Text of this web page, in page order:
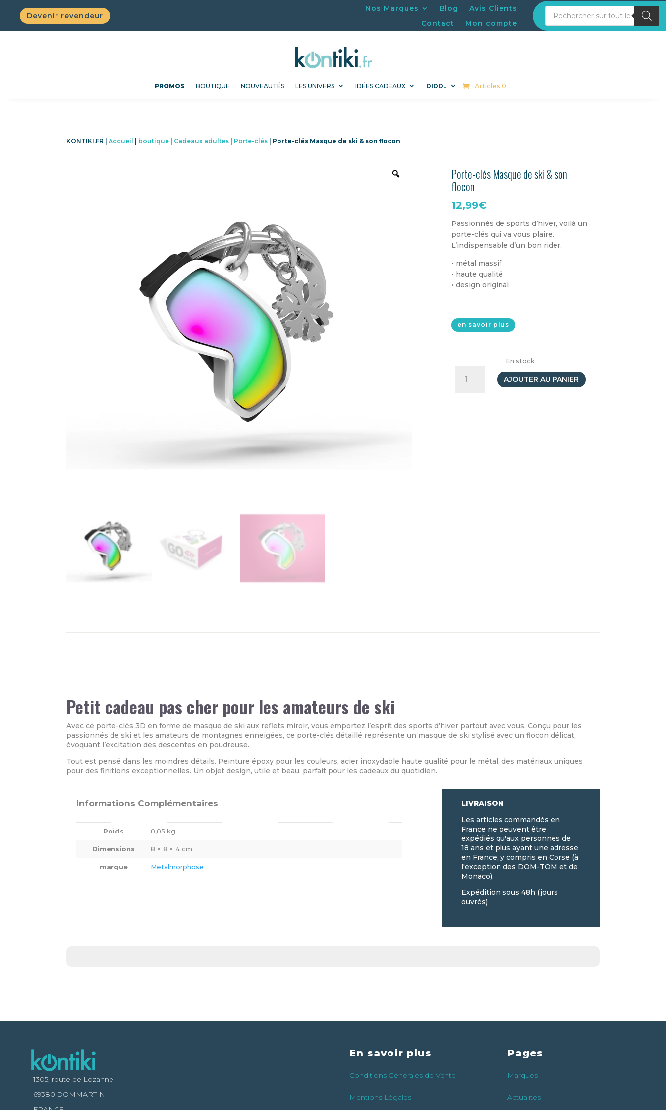
Devenir revendeur
Nos Marques Blog
Avis Clients
Contact
Mon compte
PROMOS BOUTIQUE NOUVEAUTÉS LES UNIVERS IDÉES CADEAUX DIDDL Articles 0
KONTIKI.FR |Accueil | boutique | Cadeaux adultes | Porte-clés | Porte-clés Masque de ski & son flocon
Porte-clés Masque de ski & son
flocon
12,99€
Passionnés de sports d’hiver, voilà un
porte-clés qui va vous plaire.
L’indispensable d’un bon rider.
• métal massif
• haute qualité
• design original
en savoir plus
En stock
AJOUTER AU PANIER
Petit cadeau pas cher pour les amateurs de ski
Avec ce porte-clés 3D en forme de masque de ski aux reflets miroir, vous emportez l’esprit des sports d’hiver partout avec vous. Conçu pour les
passionnés de ski et les amateurs de montagnes enneigées, ce porte-clés détaillé représente un masque de ski stylisé avec un flocon délicat,
évoquant l’excitation des descentes en poudreuse.
Tout est pensé dans les moindres détails. Peinture époxy pour les couleurs, acier inoxydable haute qualité pour le métal, des matériaux uniques
pour des finitions exceptionnelles. Un objet design, utile et beau, parfait pour les cadeaux du quotidien.
Informations Complémentaires
Poids 0,05 kg
Dimensions 8 × 8 × 4 cm
marque Metalmorphose
LIVRAISON
Les articles commandés en
France ne peuvent être
expédiés qu'aux personnes de
18 ans et plus ayant une adresse
en France, y compris en Corse (à
l'exception des DOM-TOM et de
Monaco).
Expédition sous 48h (jours
ouvrés)
1305, route de Lozanne
69380 DOMMARTIN
En savoir plus
Conditions Générales de Vente
Mentions Légales
Pages
Marques
Actualités